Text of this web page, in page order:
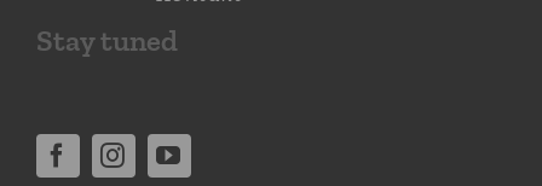
Stay tuned